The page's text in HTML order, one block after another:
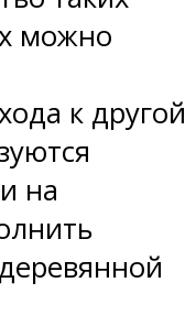
можно
к другой
на